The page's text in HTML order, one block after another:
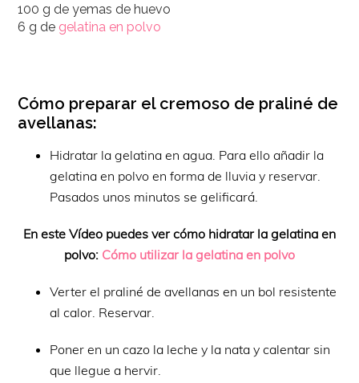
100 g de yemas de huevo
6 g de gelatina en polvo
Cómo preparar el cremoso de praliné de
avellanas:
Hidratar la gelatina en agua. Para ello añadir la
gelatina en polvo en forma de lluvia y reservar.
Pasados unos minutos se gelificará.
En este Vídeo puedes ver cómo hidratar la gelatina en
polvo: Cómo utilizar la gelatina en polvo
Verter el praliné de avellanas en un bol resistente
al calor. Reservar.
Poner en un cazo la leche y la nata y calentar sin
que llegue a hervir.